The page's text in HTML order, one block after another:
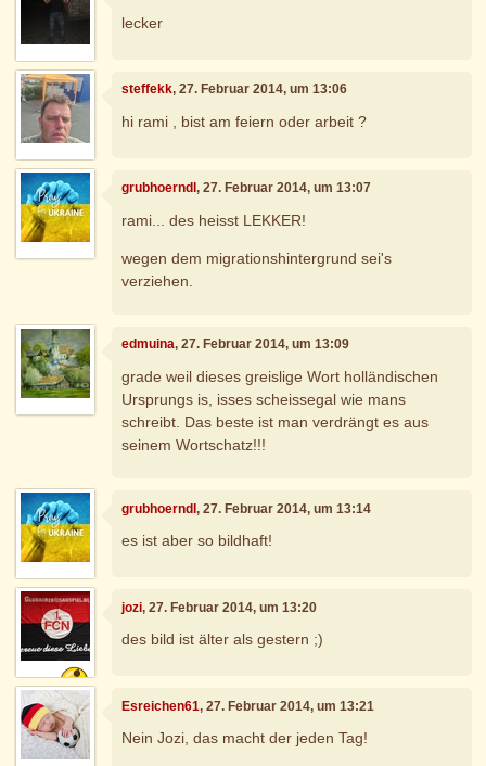
lecker
steffekk, 27. Februar 2014, um 13:06
hi rami , bist am feiern oder arbeit ?
grubhoerndl, 27. Februar 2014, um 13:07
rami... des heisst LEKKER!
wegen dem migrationshintergrund sei's
verziehen.
edmuina, 27. Februar 2014, um 13:09
grade weil dieses greislige Wort holländischen
Ursprungs is, isses scheissegal wie mans
schreibt. Das beste ist man verdrängt es aus
seinem Wortschatz!!!
grubhoerndl, 27. Februar 2014, um 13:14
es ist aber so bildhaft!
jozi, 27. Februar 2014, um 13:20
des bild ist älter als gestern ;)
Esreichen61, 27. Februar 2014, um 13:21
Nein Jozi, das macht der jeden Tag!